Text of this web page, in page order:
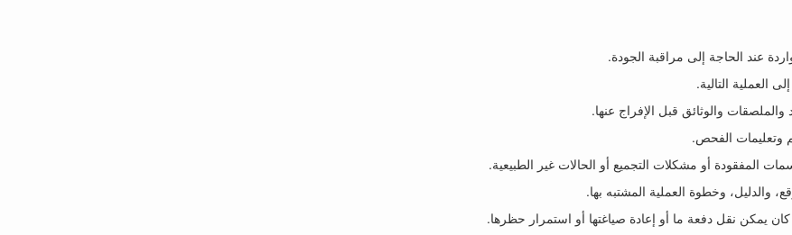
عند الحاجة إلى مراقبة الجودة.
العملية التالية.
والملصقات والوثائق قبل الإفراج عنها.
وتعليمات الفحص.
المفقودة أو مشكلات التجميع أو الحالات غير الطبيعية.
والدليل، وخطوة العملية المشتبه بها.
يمكن نقل دفعة ما أو إعادة صياغتها أو استمرار حظرها.